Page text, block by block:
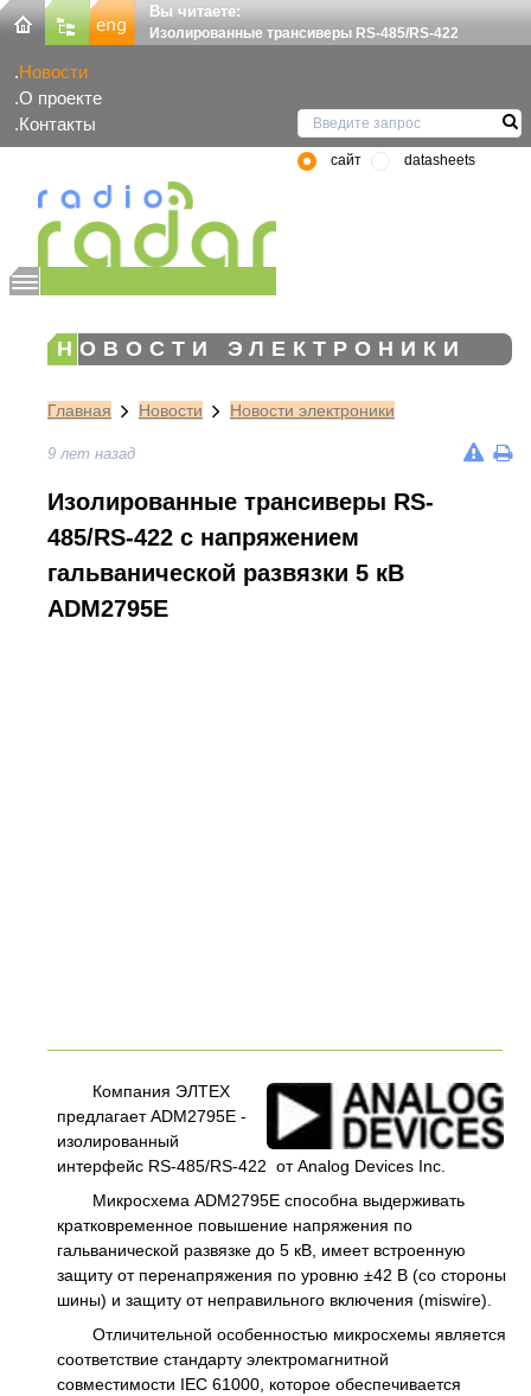
Вы читаете:
Изолированные трансиверы RS-485/RS-422
Новости
О проекте
Контакты
сайт datasheets
НОВОСТИ ЭЛЕКТРОНИКИ
Главная Новости Новости электроники
9 лет назад
Изолированные трансиверы RS-
485/RS-422 с напряжением
гальванической развязки 5 кВ
ADM2795E
Компания ЭЛТЕХ
предлагает ADM2795E -
изолированный
интерфейс RS-485/RS-422 от Analog Devices Inc.
Микросхема ADM2795E способна выдерживать
кратковременное повышение напряжения по
гальванической развязке до 5 кВ, имеет встроенную
защиту от перенапряжения по уровню ±42 В (со стороны
шины) и защиту от неправильного включения (miswire).
Отличительной особенностью микросхемы является
соответствие стандарту электромагнитной
совместимости IEC 61000, которое обеспечивается